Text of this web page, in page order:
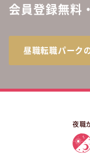
会員登録無料
昼職転職パーク
夜職